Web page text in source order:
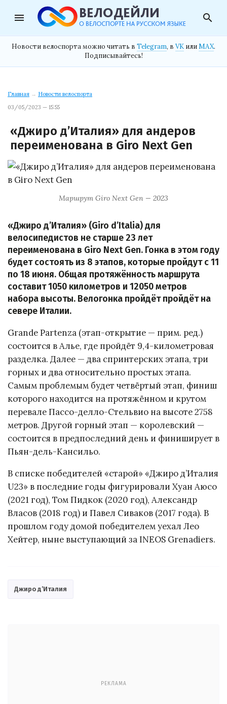
menu search
Новости велоспорта можно читать в Telegram, в VK илиMAX.
Подписывайтесь!
Главная → Новости велоспорта
03/05/2023 — 15:55
«Джиро д’Италия» для андеров
переименована в Giro Next Gen
Маршрут Giro Next Gen — 2023
«Джиро д’Италия» (Giro d’Italia) для
велосипедистов не старше 23 лет
переименована в Giro Next Gen. Гонка в этом году
будет состоять из 8 этапов, которые пройдут с 11
по 18 июня. Общая протяжённость маршрута
составит 1050 километров и 12050 метров
набора высоты. Велогонка пройдёт пройдёт на
севере Италии.
Grande Partenza (этап-открытие — прим. ред.)
состоится в Алье, где пройдёт 9,4-километровая
разделка. Далее — два спринтерских этапа, три
горных и два относительно простых этапа.
Самым проблемым будет четвёртый этап, финиш
которого находится на протяжённом и крутом
перевале Пассо-делло-Стельвио на высоте 2758
метров. Другой горный этап — королевский —
состоится в предпоследний день и финиширует в
Пьян-дель-Кансильо.
В списке победителей «старой» «Джиро д’Италия
U23» в последние годы фигурировали Хуан Аюсо
(2021 год), Том Пидкок (2020 год), Александр
Власов (2018 год) и Павел Сиваков (2017 года). В
прошлом году домой победителем уехал Лео
Хейтер, ныне выступающий за INEOS Grenadiers.
Джиро д’Италия
РЕКЛАМА